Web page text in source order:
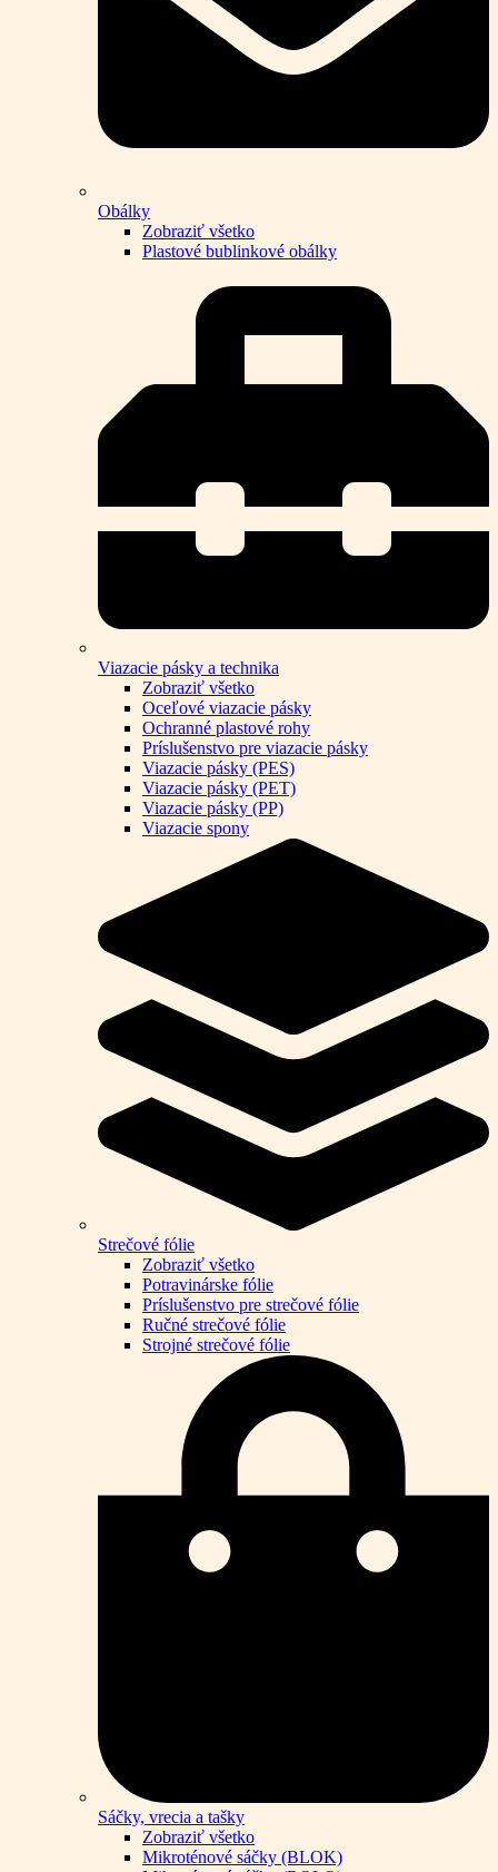
Obálky
Zobraziť všetko
Plastové bublinkové obálky
Viazacie pásky a technika
Zobraziť všetko
Oceľové viazacie pásky
Ochranné plastové rohy
Príslušenstvo pre viazacie pásky
Viazacie pásky (PES)
Viazacie pásky (PET)
Viazacie pásky (PP)
Viazacie spony
Strečové fólie
Zobraziť všetko
Potravinárske fólie
Príslušenstvo pre strečové fólie
Ručné strečové fólie
Strojné strečové fólie
Sáčky, vrecia a tašky
Zobraziť všetko
Mikroténové sáčky (BLOK)